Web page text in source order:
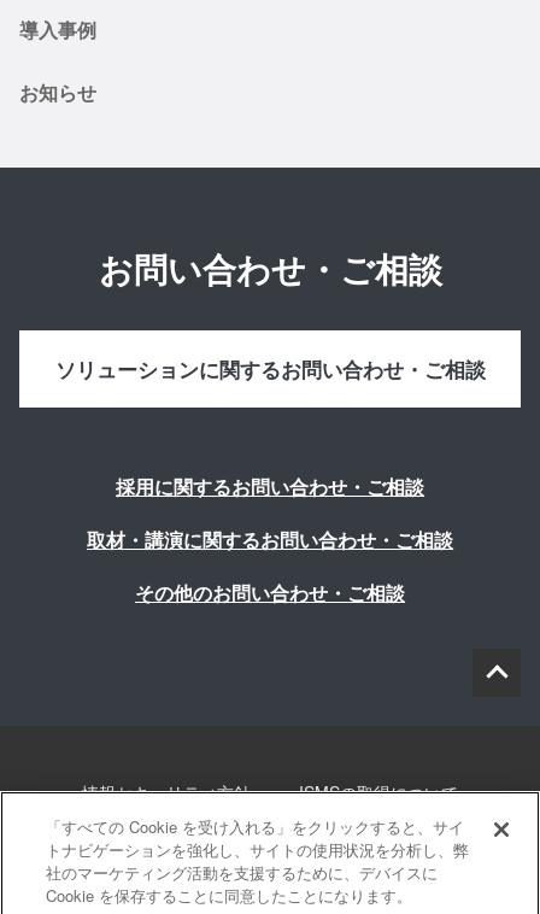
導入事例
お知らせ
お問い合わせ・ご相談
ソリューションに関するお問い合わせ・ご相談
採用に関するお問い合わせ・ご相談
取材・講演に関するお問い合わせ・ご相談
その他のお問い合わせ・ご相談
情報セキュリティ方針 ISMSの取得について
個人情報について 勧誘方針 このサイトについて
サイトマップ
「すべての Cookie を受け入れる」をクリックすると、サイ
トナビゲーションを強化し、サイトの使用状況を分析し、弊
社のマーケティング活動を支援するために、デバイスに
Cookie を保存することに同意したことになります。